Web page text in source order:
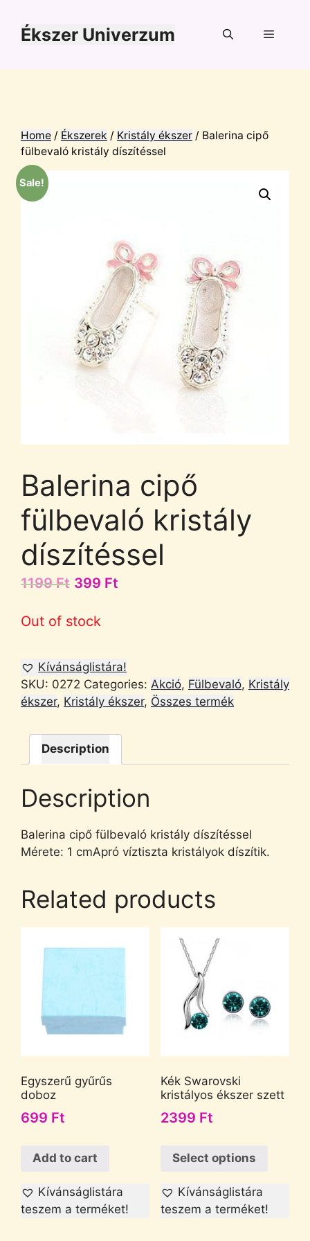
tartalomba
Ékszer Univerzum
Home / Ékszerek / Kristály ékszer / Balerina cipő
fülbevaló kristály díszítéssel
Sale!
Balerina cipő
fülbevaló kristály
díszítéssel
1199Ft 399 Ft
Out of stock
Kívánságlistára!
SKU: 0272 Categories: Akció, Fülbevaló, Kristály
ékszer, Kristály ékszer, Összes termék
Description
Description
Balerina cipő fülbevaló kristály díszítéssel
Mérete: 1 cmApró víztiszta kristályok díszítik.
Related products
Egyszerű gyűrűs
doboz
699 Ft
Add to cart
Kívánságlistára
teszem a terméket!
Kék Swarovski
kristályos ékszer szett
2399 Ft
Select options
Kívánságlistára
teszem a terméket!